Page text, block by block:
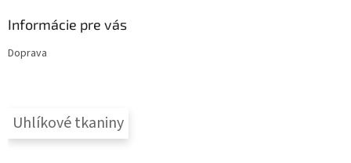
Informácie pre vás
Doprava
Uhlíkové tkaniny